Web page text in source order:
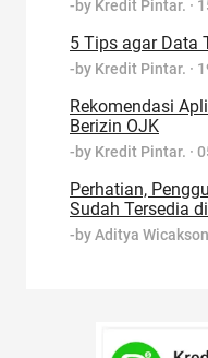
-by Kredit Pintar. ·
5 Tips agar Data
-by Kredit Pintar. ·
Rekomendasi
Berizin OJK
-by Kredit Pintar. ·
Perhatian,
Sudah Tersedia
-byAditya